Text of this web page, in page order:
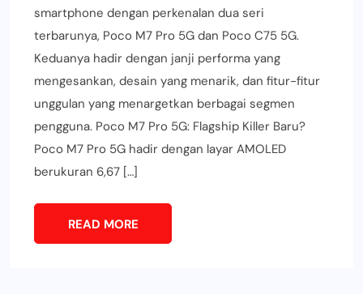
smartphone dengan perkenalan dua seri
terbarunya, Poco M7 Pro 5G dan Poco C75 5G.
Keduanya hadir dengan janji performa yang
mengesankan, desain yang menarik, dan fitur-fitur
unggulan yang menargetkan berbagai segmen
pengguna. Poco M7 Pro 5G: Flagship Killer Baru?
Poco M7 Pro 5G hadir dengan layar AMOLED
berukuran 6,67 […]
READ MORE